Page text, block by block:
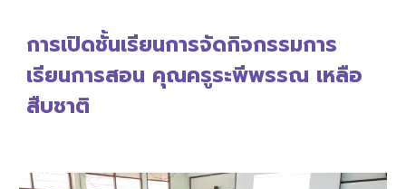
การเปิดชั้นเรียนการจัดกิจกรรมการ
เรียนการสอน คุณครูระพีพรรณ เหลือ
สืบชาติ